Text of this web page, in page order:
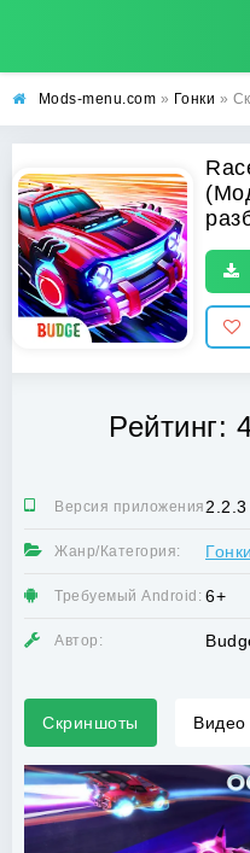
Mods-menu.com » Гонки »
Рейтинг:
Версия приложения:2.2.3
Жанр/Категория: Гонки
Требуемый Android: 6+
Автор:
Скриншоты Видео